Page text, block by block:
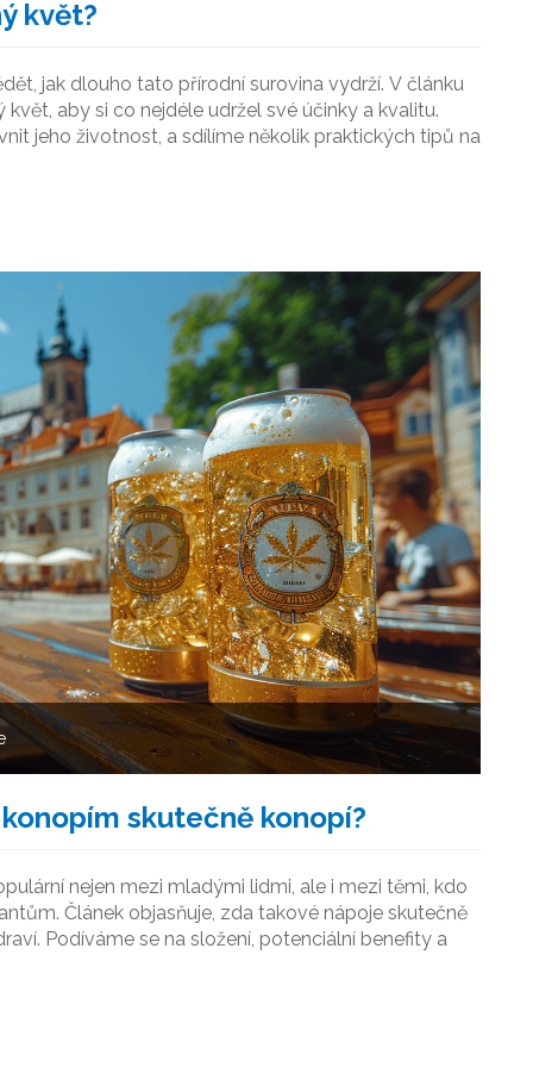
květ?
jak dlouho tato přírodní surovina vydrží. V článku
aby si co nejdéle udržel své účinky a kvalitu.
jeho životnost, a sdílíme několik praktických tipů na
skutečně konopí?
nejen mezi mladými lidmi, ale i mezi těmi, kdo
Článek objasňuje, zda takové nápoje skutečně
Podíváme se na složení, potenciální benefity a